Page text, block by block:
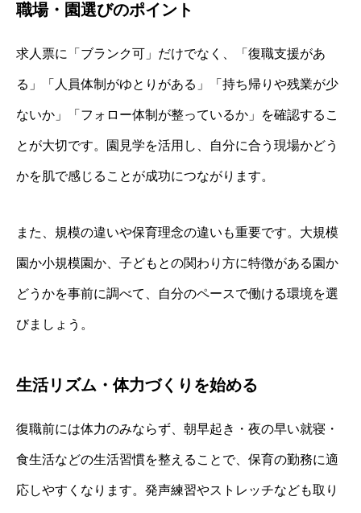
職場・園選びのポイント
求人票に「ブランク可」だけでなく、「復職支援があ
る」「人員体制がゆとりがある」「持ち帰りや残業が少
ないか」「フォロー体制が整っているか」を確認するこ
とが大切です。園見学を活用し、自分に合う現場かどう
かを肌で感じることが成功につながります。
また、規模の違いや保育理念の違いも重要です。大規模
園か小規模園か、子どもとの関わり方に特徴がある園か
どうかを事前に調べて、自分のペースで働ける環境を選
びましょう。
生活リズム・体力づくりを始める
復職前には体力のみならず、朝早起き・夜の早い就寝・
食生活などの生活習慣を整えることで、保育の勤務に適
応しやすくなります。発声練習やストレッチなども取り